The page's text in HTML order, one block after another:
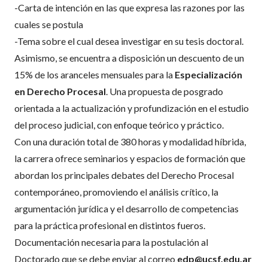
-Carta de intención en las que expresa las razones por las
cuales se postula
-Tema sobre el cual desea investigar en su tesis doctoral.
Asimismo, se encuentra a disposición un descuento de un
15% de los aranceles mensuales para la Especialización
en Derecho Procesal. Una propuesta de posgrado
orientada a la actualización y profundización en el estudio
del proceso judicial, con enfoque teórico y práctico.
Con una duración total de 380 horas y modalidad híbrida,
la carrera ofrece seminarios y espacios de formación que
abordan los principales debates del Derecho Procesal
contemporáneo, promoviendo el análisis crítico, la
argumentación jurídica y el desarrollo de competencias
para la práctica profesional en distintos fueros.
Documentación necesaria para la postulación al
Doctorado que se debe enviar al correo edp@ucsf.edu.ar